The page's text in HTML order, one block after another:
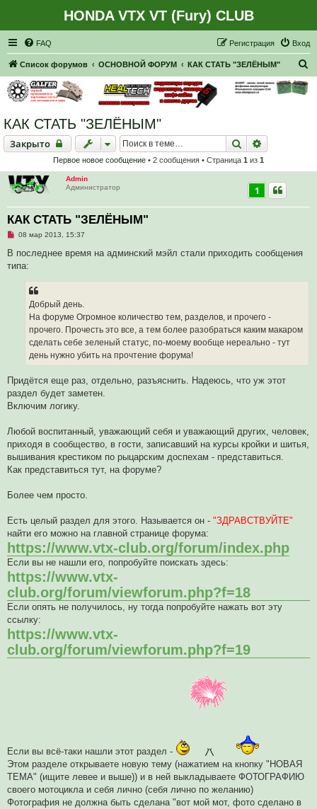
HONDA VTX VT (Fury) CLUB
FAQ Вход
Регистрация
Список форумов ОСНОВНОЙ ФОРУМ КАК СТАТЬ "ЗЕЛЁНЫМ"
КАК СТАТЬ "ЗЕЛЁНЫМ"
Закрыто
Закрыто Поиск
Первое новое сообщение • 2 сообщения • Страница 1 из 1
Admin
Администратор
КАК СТАТЬ "ЗЕЛЁНЫМ"
1
Н
п
о
щ
н
и
08 мар 2013, 15:37
В последнее время на админский мэйл стали приходить сообщения
типа:
Добрый день.
На форуме Огромное количество тем, разделов, и прочего -
прочего. Прочесть это все, а тем более разобраться каким макаром
сделать себе зеленый статус, по-моему вообще нереально - тут
день нужно убить на прочтение форума!
Придётся еще раз, отдельно, разъяснить. Надеюсь, что уж этот
раздел будет заметен.
Включим логику.
Любой воспитанный, уважающий себя и уважающий других, человек,
приходя в сообщество, в гости, записавший на курсы кройки и шитья,
вышивания крестиком по рыцарским доспехам - представиться.
Как представиться тут, на форуме?
Более чем просто.
Есть целый раздел для этого. Называется он - "ЗДРАВСТВУЙТЕ"
найти его можно на главной странице форума:
https://www.vtx-club.org/forum/index.php
Если вы не нашли его, попробуйте поискать здесь:
https://www.vtx-
club.org/forum/viewforum.php?f=18
Если опять не получилось, ну тогда попробуйте нажать вот эту
ссылку:
https://www.vtx-
club.org/forum/viewforum.php?f=19
Если вы всё-таки нашли этот раздел -
Этом разделе открываете новую тему (нажатием на кнопку "НОВАЯ
ТЕМА" (ищите левее и выше)) и в ней выкладываете ФОТОГРАФИЮ
своего мотоцикла и себя лично (себя лично по желанию)
Фотография не должна быть сделана "вот мой мот, фото сделано в